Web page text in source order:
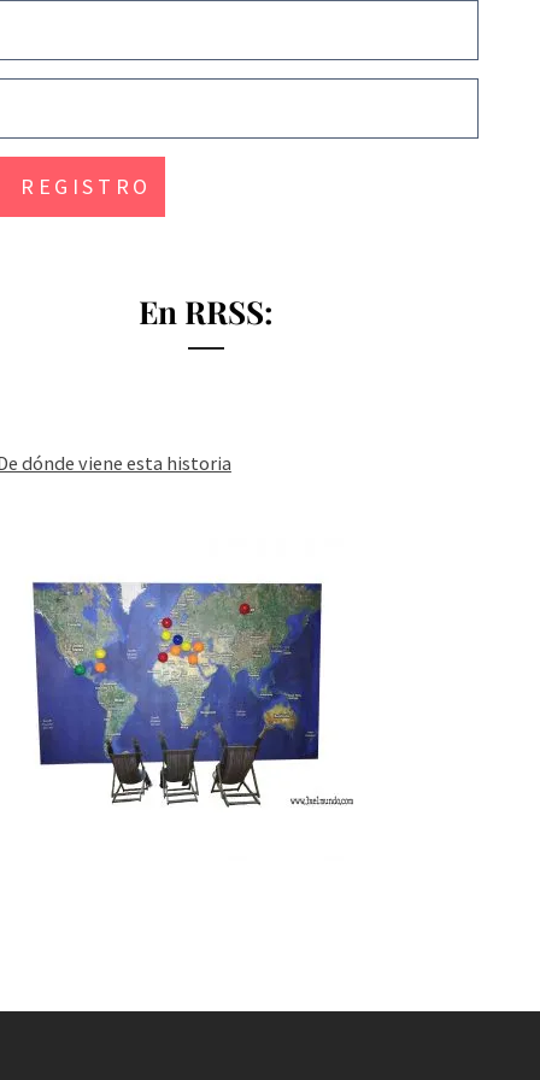
En RRSS:
dónde viene esta historia